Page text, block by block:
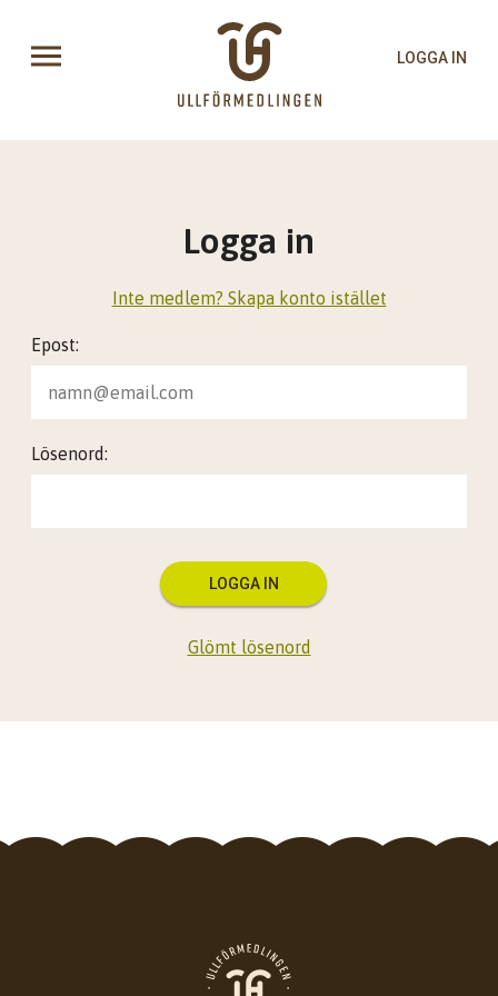
LOGGA IN
Logga in
Inte medlem? Skapa konto istället
Epost:
Lösenord:
LOGGA IN
Glömt lösenord